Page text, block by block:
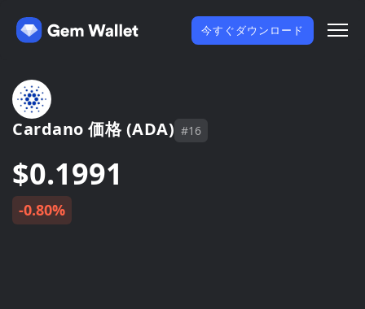
今すぐダウンロード
Cardano 価格 (ADA) #16
$0.1991
-0.80%